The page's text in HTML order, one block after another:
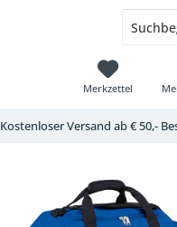
Merkzettel
Kostenloser Versand ab € 50,-